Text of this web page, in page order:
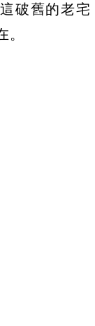
破舊的老